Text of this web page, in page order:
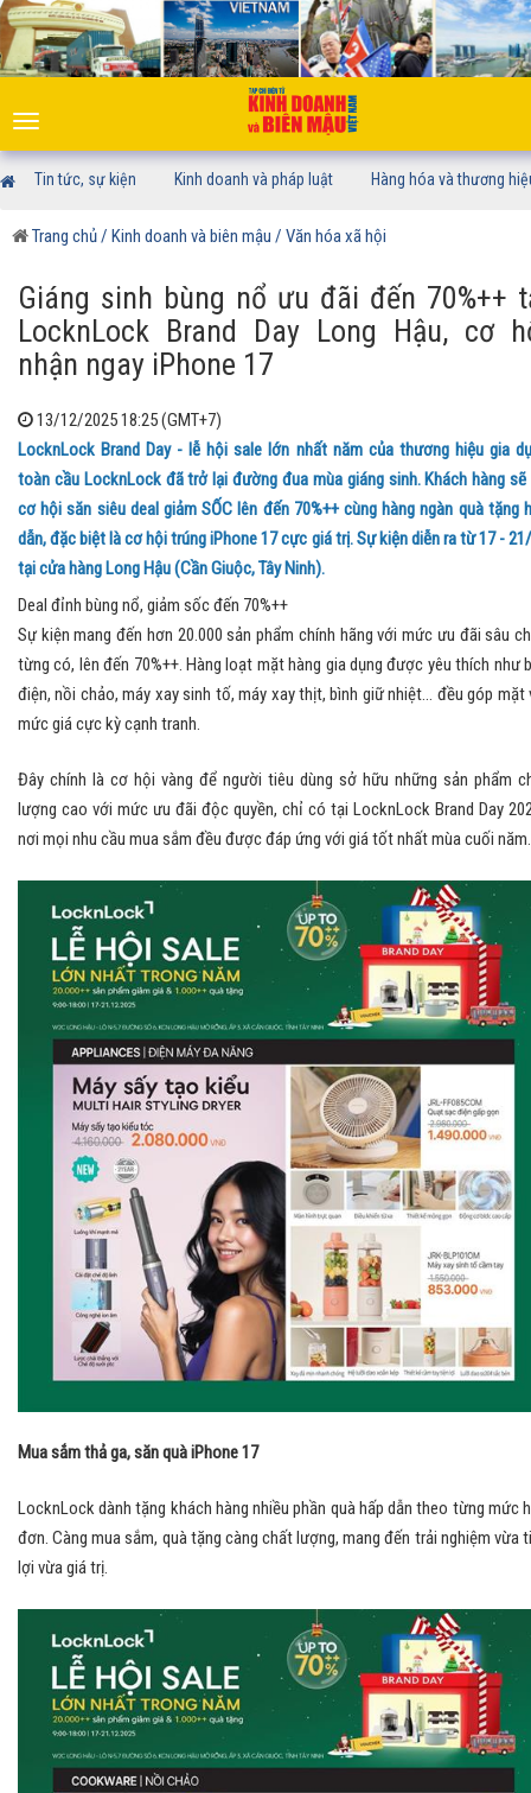
Toggle
navigation
Tin tức, sự kiện Kinh doanh và pháp luật Hàng hóa và thương
Trang chủ/ Kinh doanh và biên mậu / Văn hóa xã hội
Giáng sinh bùng nổ ưu đãi đến 70%++
LocknLock Brand Day Long Hậu, cơ
nhận ngay iPhone 17
13/12/2025 18:25 (GMT+7)
LocknLock Brand Day - lễ hội sale lớn nhất năm của thương hiệu gia
toàn cầu LocknLock đã trở lại đường đua mùa giáng sinh. Khách hàng
cơ hội săn siêu deal giảm SỐC lên đến 70%++ cùng hàng ngàn quà tặng
dẫn, đặc biệt là cơ hội trúng iPhone 17 cực giá trị. Sự kiện diễn ra từ 17 -
tại cửa hàng Long Hậu (Cần Giuộc, Tây Ninh).
Deal đỉnh bùng nổ, giảm sốc đến 70%++
Sự kiện mang đến hơn 20.000 sản phẩm chính hãng với mức ưu đãi sâu
từng có, lên đến 70%++. Hàng loạt mặt hàng gia dụng được yêu thích như
điện, nồi chảo, máy xay sinh tố, máy xay thịt, bình giữ nhiệt… đều góp mặt
mức giá cực kỳ cạnh tranh.
Đây chính là cơ hội vàng để người tiêu dùng sở hữu những sản phẩm
lượng cao với mức ưu đãi độc quyền, chỉ có tại LocknLock Brand Day
nơi mọi nhu cầu mua sắm đều được đáp ứng với giá tốt nhất mùa cuối năm.
Mua sắm thả ga, săn quà iPhone 17
LocknLock dành tặng khách hàng nhiều phần quà hấp dẫn theo từng mức
đơn. Càng mua sắm, quà tặng càng chất lượng, mang đến trải nghiệm vừa
lợi vừa giá trị.